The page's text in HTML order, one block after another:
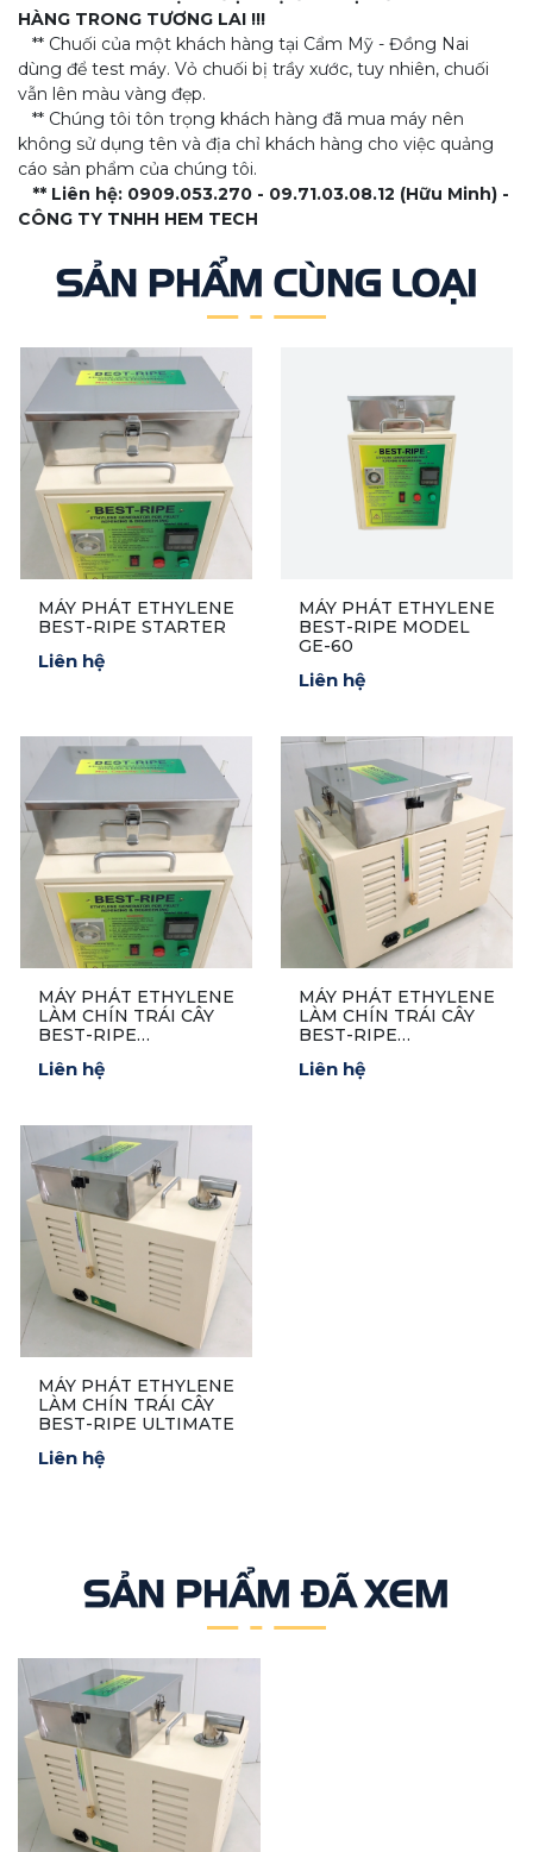
HÀNG TRONG TƯƠNG LAI !!!
** Chuối của một khách hàng tại Cẩm Mỹ - Đồng Nai
dùng để test máy. Vỏ chuối bị trầy xước, tuy nhiên, chuối
vẫn lên màu vàng đẹp.
** Chúng tôi tôn trọng khách hàng đã mua máy nên
không sử dụng tên và địa chỉ khách hàng cho việc quảng
cáo sản phẩm của chúng tôi.
** Liên hệ: 0909.053.270 - 09.71.03.08.12 (Hữu Minh) -
CÔNG TY TNHH HEM TECH
SẢN PHẨM CÙNG LOẠI
MÁY PHÁT ETHYLENE
BEST-RIPE STARTER
Liên hệ
MÁY PHÁT ETHYLENE
BEST-RIPE MODEL
GE-60
Liên hệ
MÁY PHÁT ETHYLENE
LÀM CHÍN TRÁI CÂY
BEST-RIPE
GENERATOR model
Liên hệ
MÁY PHÁT ETHYLENE
LÀM CHÍN TRÁI CÂY
BEST-RIPE
Liên hệ
MÁY PHÁT ETHYLENE
LÀM CHÍN TRÁI CÂY
BEST-RIPE ULTIMATE
Liên hệ
SẢN PHẨM ĐÃ XEM